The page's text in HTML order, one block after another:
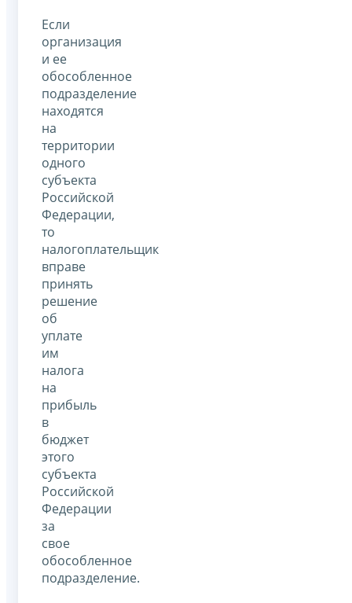
Если
организация
и ее
обособленное
подразделение
находятся
на
территории
одного
субъекта
Российской
Федерации,
то
налогоплательщик
вправе
принять
решение
об
уплате
им
налога
на
прибыль
в
бюджет
этого
субъекта
Российской
Федерации
за
свое
обособленное
подразделение.